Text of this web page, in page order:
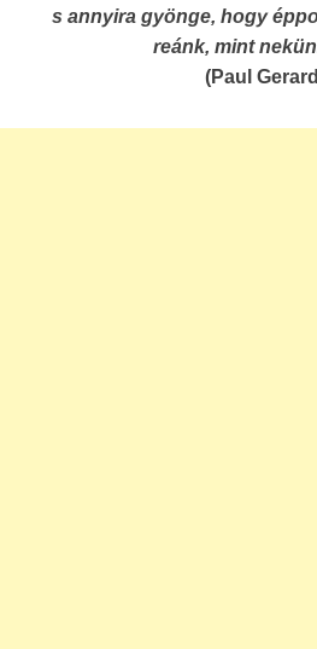
s annyira gyönge, hogy
reánk, mint
(Paul